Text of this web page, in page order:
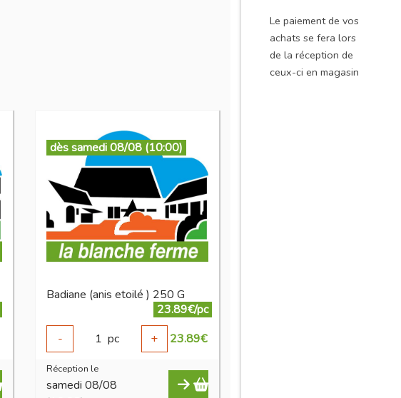
dès samedi 08/08 (10:00)
Badiane (anis etoilé ) 250 G
23.89€/pc
-
1 pc + 23.89€
Réception le
samedi 08/08
Le paiement de vos
achats se fera lors
de la réception de
ceux-ci en magasin